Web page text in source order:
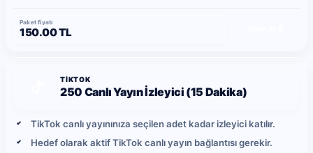
Paket fiyatı
150.00 TL
TIKTOK
250 Canlı Yayın İzleyici (15 Dakika)
TikTok canlı yayınınıza seçilen adet kadar izleyici katılır.
Hedef olarak aktif TikTok canlı yayın bağlantısı gerekir.